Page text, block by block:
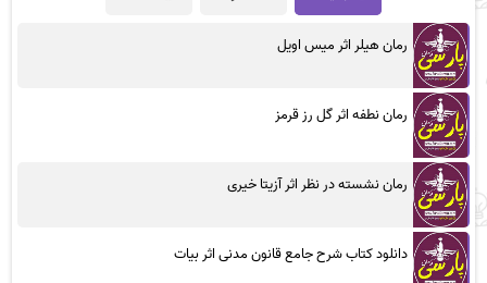
رمان هیلر اثر میس اویل
رمان نطفه اثر گل رز قرمز
رمان نشسته در نظر اثر آزیتا خیری
دانلود کتاب شرح جامع قانون مدنی اثر بیات